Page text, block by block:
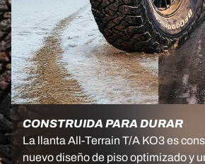
CONSTRUIDA PARA DURAR
La llanta All-Terrain T/A KO3 es
nuevo diseño de piso optimizado y